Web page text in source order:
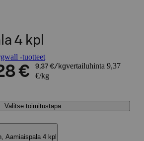
4 kpl
-tuotteet
€ 9,37 €/kgvertailuhinta 9,37
€/kg
Valitse toimitustapa
Aamiaispala 4 kpl